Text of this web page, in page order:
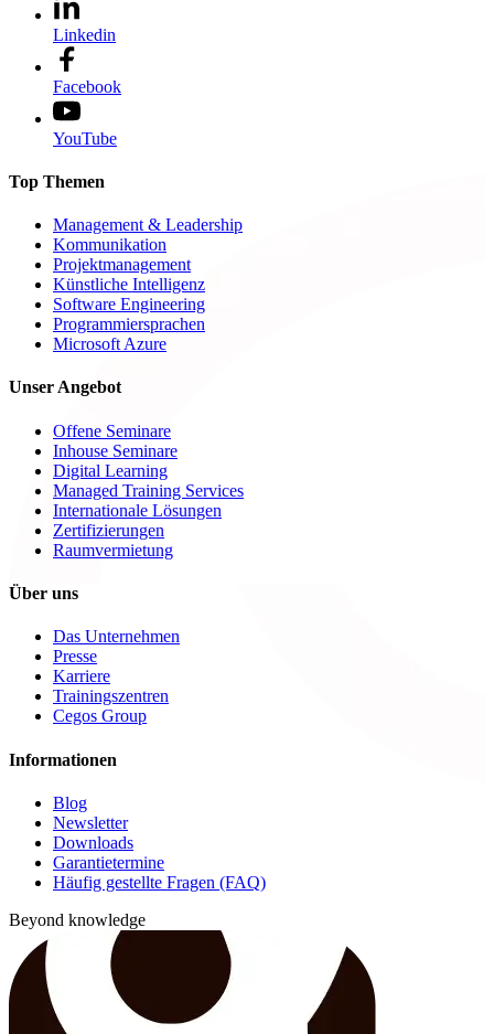
Linkedin
Facebook
YouTube
Top Themen
Management & Leadership
Kommunikation
Projektmanagement
Künstliche Intelligenz
Software Engineering
Programmiersprachen
Microsoft Azure
Unser Angebot
Offene Seminare
Inhouse Seminare
Digital Learning
Managed Training Services
Internationale Lösungen
Zertifizierungen
Raumvermietung
Über uns
Das Unternehmen
Presse
Karriere
Trainingszentren
Cegos Group
Informationen
Blog
Newsletter
Downloads
Garantietermine
Häufig gestellte Fragen (FAQ)
Beyond knowledge